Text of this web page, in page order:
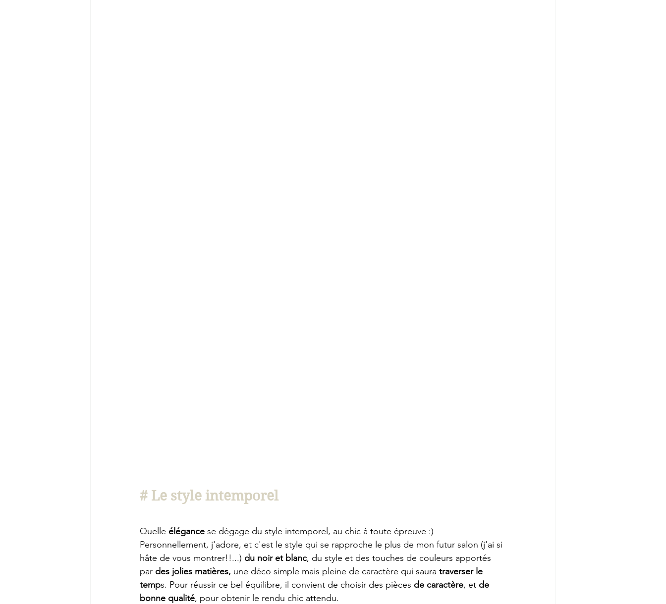
# Le style intemporel
Quelle élégance se dégage du style intemporel, au chic à toute épreuve :)
Personnellement, j'adore, et c'est le style qui se rapproche le plus de mon futur salon (j'ai si
hâte de vous montrer!!...) du noir et blanc, du style et des touches de couleurs apportés
par des jolies matières, une déco simple mais pleine de caractère qui saura traverser le
temps. Pour réussir ce bel équilibre, il convient de choisir des pièces de caractère, et de
bonne qualité, pour obtenir le rendu chic attendu.